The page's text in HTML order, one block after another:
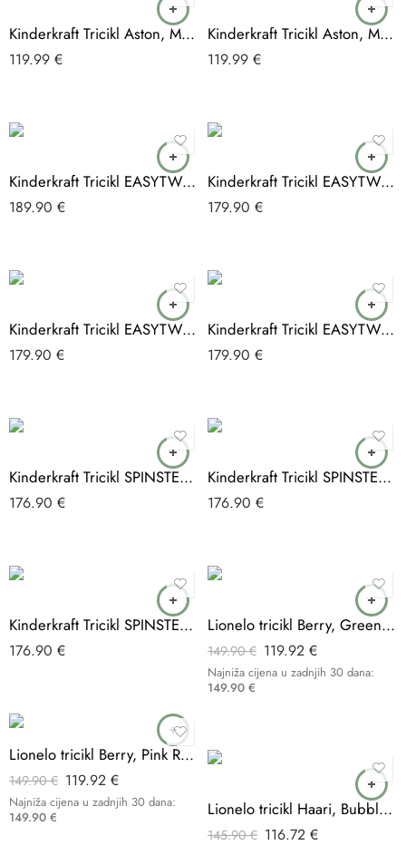
Kinderkraft Tricikl Aston, Malachite Grey
119.99 €
Kinderkraft Tricikl Aston, Mystic Green
119.99 €
Kinderkraft Tricikl EASYTWIST crna
189.90 €
Kinderkraft Tricikl EASYTWIST roza
179.90 €
Kinderkraft Tricikl EASYTWIST siva
179.90 €
Kinderkraft Tricikl EASYTWIST tirkizni
179.90 €
Kinderkraft Tricikl SPINSTEP, pastelno zeleni
176.90 €
Kinderkraft Tricikl SPINSTEP, platinum/grey
176.90 €
Kinderkraft Tricikl SPINSTEP, roza
176.90 €
Lionelo tricikl Berry, Green Forest
149.90€ 119.92 €
Najniža cijena u zadnjih 30 dana:
149.90 €
Lionelo tricikl Berry, Pink Rose
149.90€ 119.92 €
Najniža cijena u zadnjih 30 dana:
149.90 € Lionelo tricikl Haari, Bubblegum
145.90€ 116.72 €